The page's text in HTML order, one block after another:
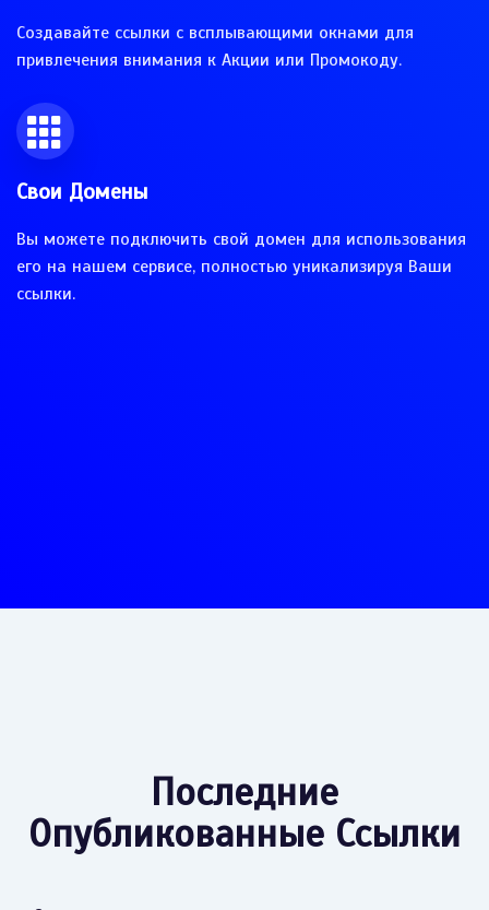
Создавайте ссылки с всплывающими окнами для
привлечения внимания к Акции или Промокоду.
Свои Домены
Вы можете подключить свой домен для использования
его на нашем сервисе, полностью уникализируя Ваши
ссылки.
Последние
Опубликованные Ссылки